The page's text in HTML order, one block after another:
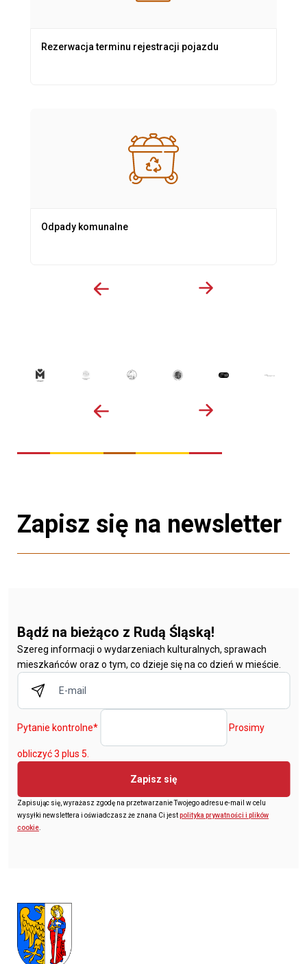
Rezerwacja terminu rejestracji pojazdu
Odpady komunalne
Zapisz się na newsletter
Bądź na bieżąco z Rudą Śląską!
Szereg informacji o wydarzeniach kulturalnych, sprawach
mieszkańców oraz o tym, co dzieje się na co dzień w mieście.
Pytanie kontrolne* Prosimy
obliczyć 3 plus 5.
Zapisz się
Zapisując się, wyrażasz zgodę na przetwarzanie Twojego adresu e-mail w celu
wysyłki newslettera i oświadczasz że znana Ci jestpolityka prywatności i plików
cookie